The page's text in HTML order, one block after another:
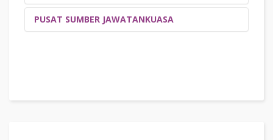
NO NAMA
1 JUNITA BINTI JAMALUDIN C.A. (M) ACMA CGMA
PUSAT SUMBER JAWATANKUASA